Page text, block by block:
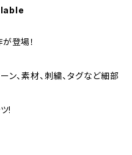
登場！
ン、素材、刺繍、タグなど細部
!